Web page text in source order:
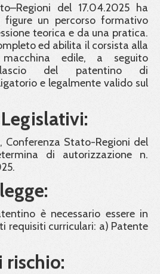
del 17.04.2025 ha
un percorso formativo
teorica e da una pratica.
ed abilita il corsista alla
edile, a seguito
del patentino di
e legalmente valido sul
Conferenza Stato-Regioni del
di autorizzazione n.
è necessario essere in
requisiti curriculari: a) Patente
rischio: